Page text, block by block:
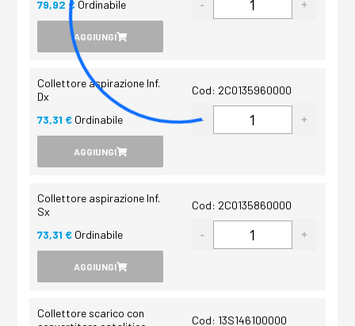
79,92 € Ordinabile
AGGIUNGI
Collettore aspirazione Inf.
Dx
Cod: 2C0135960000
73,31 € Ordinabile
AGGIUNGI
Collettore aspirazione Inf.
Sx
Cod: 2C0135860000
73,31 € Ordinabile
AGGIUNGI
Collettore scarico con
Cod: 13S146100000